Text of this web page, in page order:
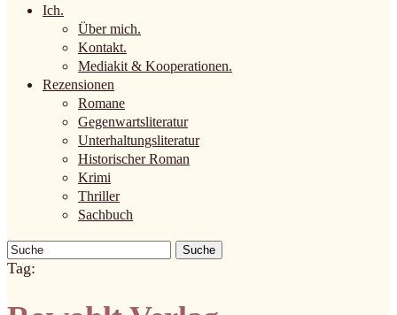
Ich.
Über mich.
Kontakt.
Mediakit & Kooperationen.
Rezensionen
Romane
Gegenwartsliteratur
Unterhaltungsliteratur
Historischer Roman
Krimi
Thriller
Sachbuch
Suche
Tag: